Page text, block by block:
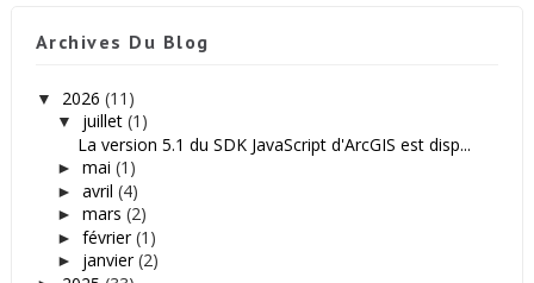
Archives Du Blog
▼ 2026 (11)
▼ juillet (1)
La version 5.1 du SDK JavaScript d'ArcGIS est disp...
► mai (1)
► avril (4)
► mars (2)
► février(1)
► janvier(2)